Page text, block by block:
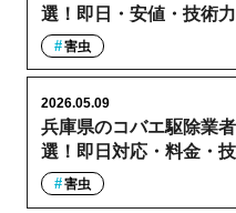
選！即日・安値・技術
害虫
兵庫県のコバエ駆除業
選！即日対応・料金・
2026.05.09
害虫